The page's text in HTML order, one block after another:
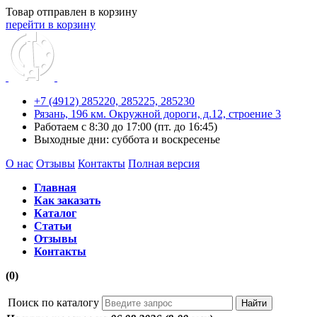
Товар отправлен в корзину
перейти в корзину
+7 (4912) 285220, 285225, 285230
Рязань, 196 км. Окружной дороги, д.12, строение 3
Работаем с 8:30 до 17:00 (пт. до 16:45)
Выходные дни: суббота и воскресенье
О нас Отзывы Контакты Полная версия
Главная
Как заказать
Каталог
Статьи
Отзывы
Контакты
(0)
Поиск по каталогу